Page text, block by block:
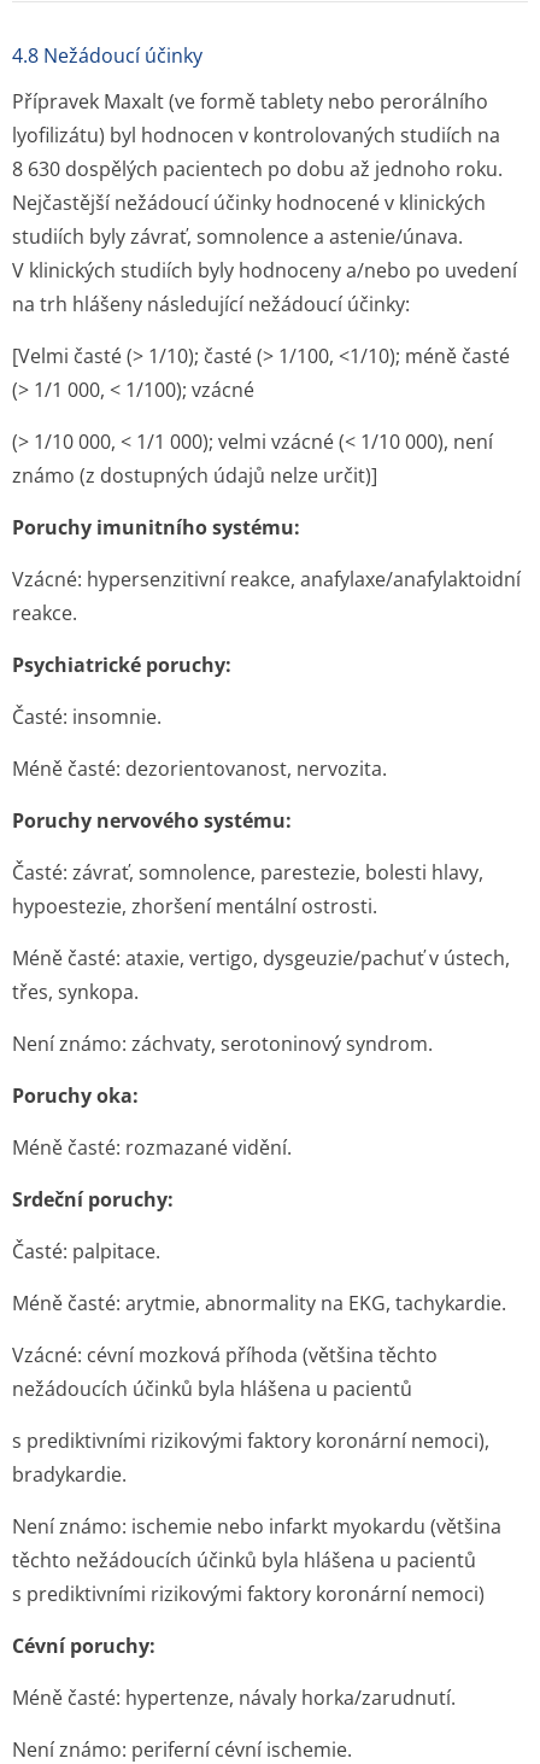
4.8 Nežádoucí účinky
Přípravek Maxalt (ve formě tablety nebo perorálního
lyofilizátu) byl hodnocen v kontrolovaných studiích na
8 630 dospělých pacientech po dobu až jednoho roku.
Nejčastější nežádoucí účinky hodnocené v klinických
studiích byly závrať, somnolence a astenie/únava.
V klinických studiích byly hodnoceny a/nebo po uvedení
na trh hlášeny následující nežádoucí účinky:
[Velmi časté (> 1/10); časté (> 1/100, <1/10); méně časté
(> 1/1 000, < 1/100); vzácné
(> 1/10 000, < 1/1 000); velmi vzácné (< 1/10 000), není
známo (z dostupných údajů nelze určit)]
Poruchy imunitního systému:
Vzácné: hypersenzitivní reakce, anafylaxe/ana­fylaktoidní
reakce.
Psychiatrické poruchy:
Časté: insomnie.
Méně časté: dezorientovanost, nervozita.
Poruchy nervového systému:
Časté: závrať, somnolence, parestezie, bolesti hlavy,
hypoestezie, zhoršení mentální ostrosti.
Méně časté: ataxie, vertigo, dysgeuzie/pachuť v ústech,
třes, synkopa.
Není známo: záchvaty, serotoninový syndrom.
Poruchy oka:
Méně časté: rozmazané vidění.
Srdeční poruchy:
Časté: palpitace.
Méně časté: arytmie, abnormality na EKG, tachykardie.
Vzácné: cévní mozková příhoda (většina těchto
nežádoucích účinků byla hlášena u pacientů
s prediktivními rizikovými faktory koronární nemoci),
bradykardie.
Není známo: ischemie nebo infarkt myokardu (většina
těchto nežádoucích účinků byla hlášena u pacientů
s prediktivními rizikovými faktory koronární nemoci)
Cévní poruchy:
Méně časté: hypertenze, návaly horka/zarudnutí.
Není známo: periferní cévní ischemie.